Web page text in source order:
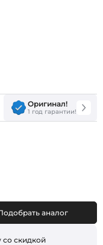
Оригинал!
1 год гарантии!
аналог
со скидкой